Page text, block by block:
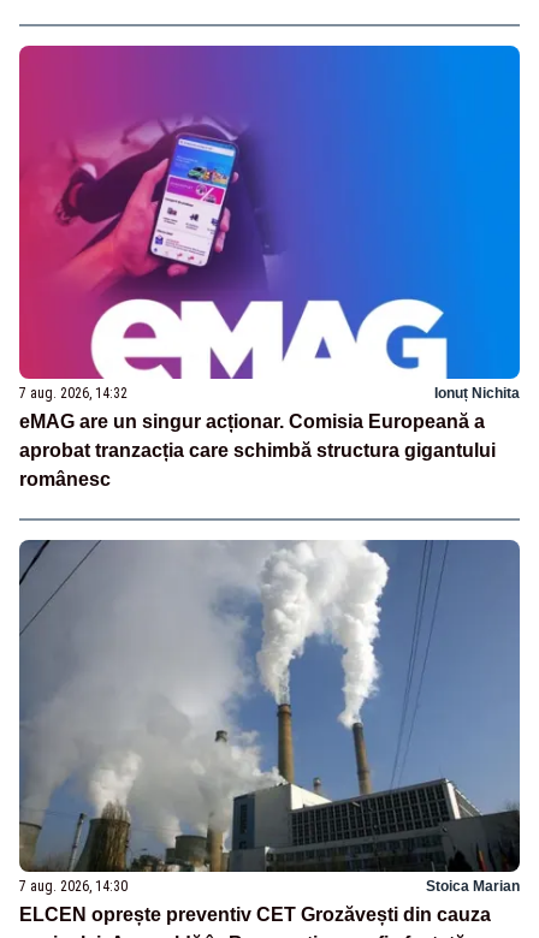
7 aug. 2026, 14:32 Ionuț Nichita
eMAG are un singur acționar. Comisia Europeană a
aprobat tranzacția care schimbă structura gigantului
românesc
7 aug. 2026, 14:30 Stoica Marian
ELCEN oprește preventiv CET Grozăvești din cauza